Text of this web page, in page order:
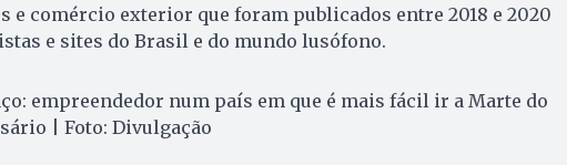
e comércio exterior que foram publicados entre 2018 e 2020
e sites do Brasil e do mundo lusófono.
empreendedor num país em que é mais fácil ir a Marte do
| Foto: Divulgação